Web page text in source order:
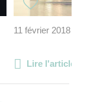
11 février 2018
Lire l'article